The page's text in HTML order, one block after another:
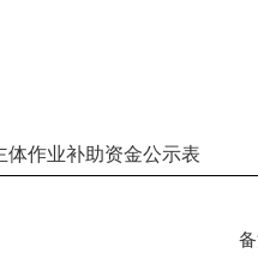
体作业补助资金公示表